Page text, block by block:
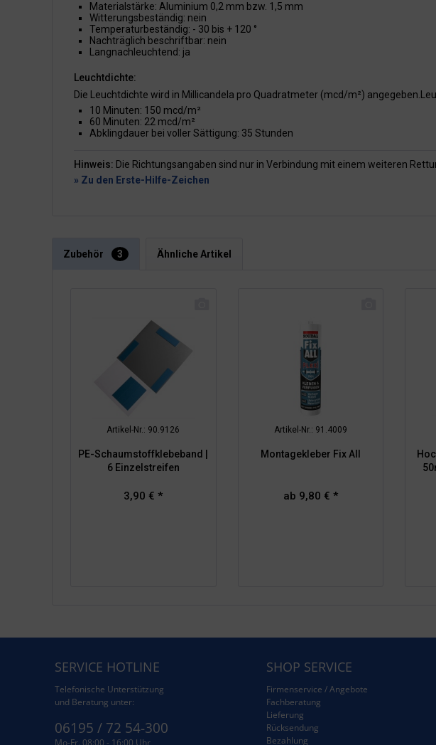
Materialstärke: Aluminium 0,2 mm bzw. 1,5 mm
Witterungsbeständig: nein
Temperaturbeständig: - 30 bis + 120 °
Nachträglich beschriftbar: nein
Langnachleuchtend: ja
Leuchtdichte:
Die Leuchtdichte wird in Millicandela pro Quadratmeter (mcd/m²)
10 Minuten: 150 mcd/m²
60 Minuten: 22 mcd/m²
Abklingdauer bei voller Sättigung: 35 Stunden
Hinweis: Die Richtungsangaben sind nur in Verbindung mit einem weiteren
» Zu den Erste-Hilfe-Zeichen
Zubehör 3 Ähnliche Artikel
Artikel-Nr.: 90.9126
PE-Schaumstoffklebeband |
6 Einzelstreifen
3,90 € *
Artikel-Nr.: 91.4009
Montagekleber Fix All
ab 9,80 € *
SERVICE HOTLINE
Telefonische Unterstützung
und Beratung unter:
06195 / 72 54-300
Mo-Fr. 08:00 - 16:00 Uhr
SHOP SERVICE
Firmenservice / Angebote
Fachberatung
Lieferung
Rücksendung
Bezahlung